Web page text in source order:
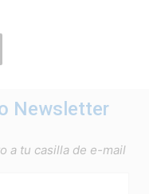
Newsletter
a tu casilla de e-mail